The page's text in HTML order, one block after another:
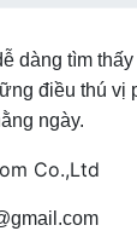
dàng tìm
điều thú vị
ngày.
Co.,Ltd